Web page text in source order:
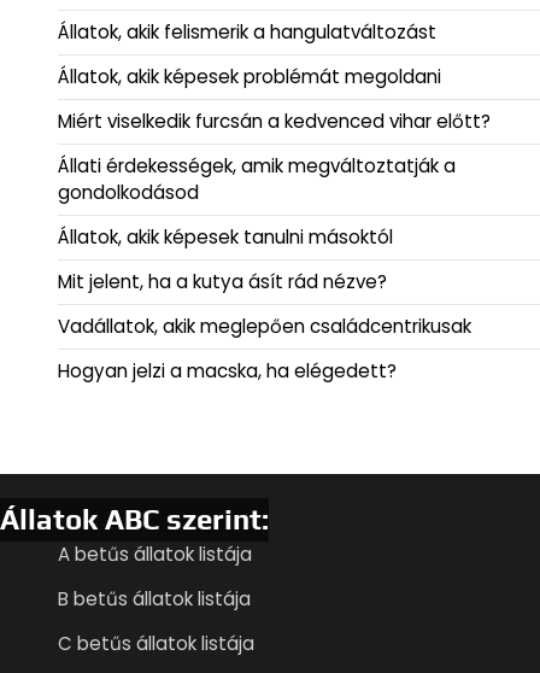
Állatok, akik felismerik a hangulatváltozást
Állatok, akik képesek problémát megoldani
Miért viselkedik furcsán a kedvenced vihar előtt?
Állati érdekességek, amik megváltoztatják a
gondolkodásod
Állatok, akik képesek tanulni másoktól
Mit jelent, ha a kutya ásít rád nézve?
Vadállatok, akik meglepően családcentrikusak
Hogyan jelzi a macska, ha elégedett?
Állatok ABC szerint:
A betűs állatok listája
B betűs állatok listája
C betűs állatok listája